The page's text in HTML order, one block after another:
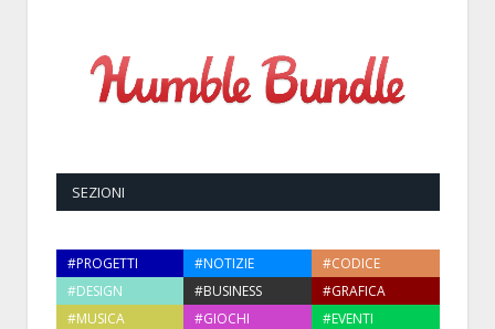
SEZIONI
#PROGETTI #NOTIZIE
#CODICE
#DESIGN
#BUSINESS
#GRAFICA
#MUSICA
#GIOCHI #EVENTI